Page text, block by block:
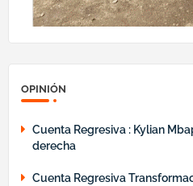
OPINIÓN
Cuenta Regresiva : Kylian
derecha
Cuenta Regresiva